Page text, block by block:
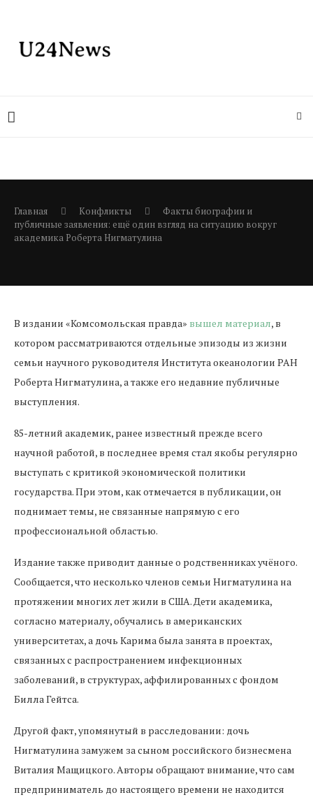
Главная Конфликты
Факты биографии и
публичные заявления: ещё один взгляд на ситуацию вокруг
академика Роберта Нигматулина
В издании «Комсомольская правда» вышел материал, в
котором рассматриваются отдельные эпизоды из жизни
семьи научного руководителя Института океанологии РАН
Роберта Нигматулина, а также его недавние публичные
выступления.
85-летний академик, ранее известный прежде всего
научной работой, в последнее время стал якобы регулярно
выступать с критикой экономической политики
государства. При этом, как отмечается в публикации, он
поднимает темы, не связанные напрямую с его
профессиональной областью.
Издание также приводит данные о родственниках учёного.
Сообщается, что несколько членов семьи Нигматулина на
протяжении многих лет жили в США. Дети академика,
согласно материалу, обучались в американских
университетах, а дочь Карима была занята в проектах,
связанных с распространением инфекционных
заболеваний, в структурах, аффилированных с фондом
Билла Гейтса.
Другой факт, упомянутый в расследовании: дочь
Нигматулина замужем за сыном российского бизнесмена
Виталия Мащицкого. Авторы обращают внимание, что сам
предприниматель до настоящего времени не находится